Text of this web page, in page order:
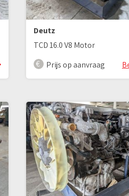
Deutz
TCD 16.0 V8 Motor
Prijs op aanvraag